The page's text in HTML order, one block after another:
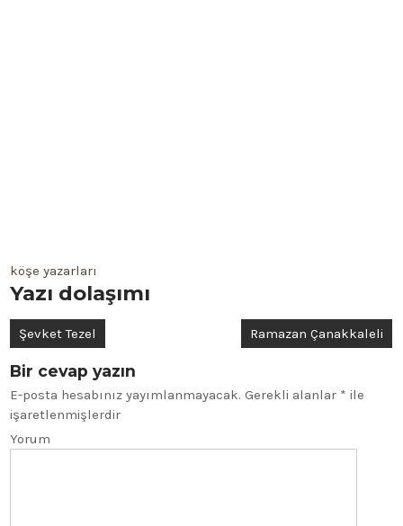
köşe yazarları
Yazı dolaşımı
Şevket Tezel Ramazan Çanakkaleli
Bir cevap yazın
E-posta hesabınız yayımlanmayacak. Gerekli alanlar * ile
işaretlenmişlerdir
Yorum